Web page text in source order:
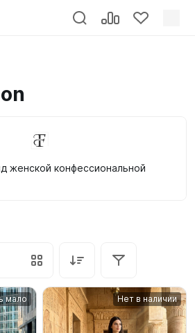
женской конфессиональной
мало Нет в наличии